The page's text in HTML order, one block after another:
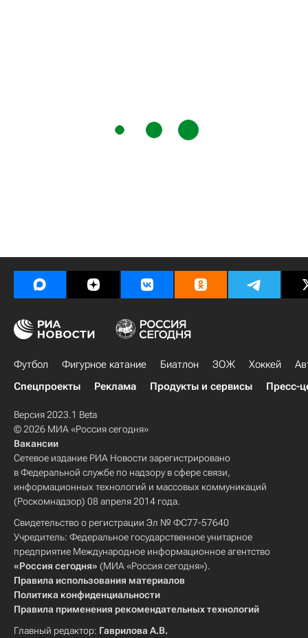
Футбол Фигурное катание Биатлон ЗОЖ Хоккей
Спецпроекты
Реклама Продукты и сервисы Пресс-
Версия 2023.1 Beta
© 2026 МИА «Россия сегодня»
Вакансии
Сетевое издание РИА Новости зарегистрировано
в Федеральной службе по надзору в сфере связи,
информационных технологий и массовых коммуникаций
(Роскомнадзор) 08 апреля 2014 года.
Свидетельство о регистрации Эл № ФС77-57640
Учредитель: Федеральное государственное унитарное
предприятие Международное информационное агентство
«Россия сегодня» (МИА «Россия сегодня»).
Правила использования материалов
Политика конфиденциальности
Правила применения рекомендательных технологий
Главный редактор: Гаврилова А.В.